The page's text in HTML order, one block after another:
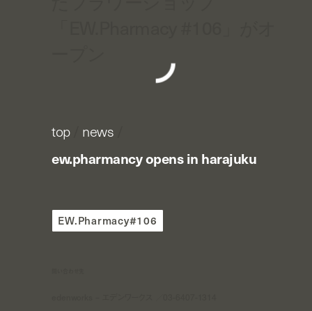
top/ news
ew.pharmancy opens in harajuku
EW.Pharmacy#106